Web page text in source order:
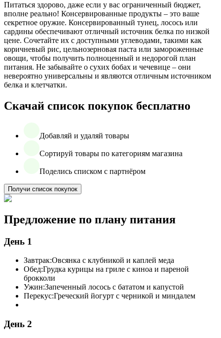
Питаться здорово, даже если у вас ограниченный бюджет,
вполне реально! Консервированные продукты – это ваше
секретное оружие. Консервированный тунец, лосось или
сардины обеспечивают отличный источник белка по низкой
цене. Сочетайте их с доступными углеводами, такими как
коричневый рис, цельнозерновая паста или замороженные
овощи, чтобы получить полноценный и недорогой план
питания. Не забывайте о сухих бобах и чечевице – они
невероятно универсальны и являются отличным источником
белка и клетчатки.
Скачай список покупок бесплатно
Добавляй и удаляй товары
Сортируй товары по категориям магазина
Поделись списком с партнёром
Получи список покупок
Предложение по плану питания
День 1
Завтрак:Овсянка с клубникой и каплей меда
Обед:Грудка курицы на гриле с киноа и пареной
брокколи
Ужин:Запеченный лосось с бататом и капустой
Перекус:Греческий йогурт с черникой и миндалем
День 2